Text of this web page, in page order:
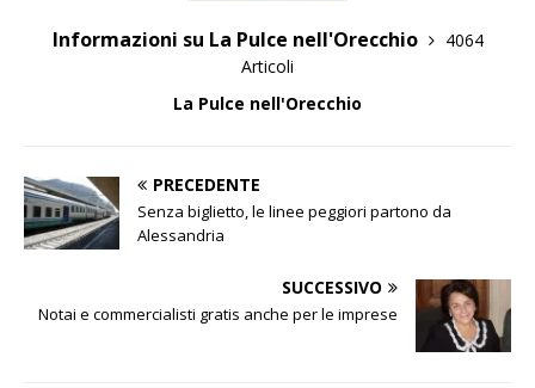
Informazioni su La Pulce nell'Orecchio
4064
Articoli
La Pulce nell'Orecchio
PRECEDENTE
Senza biglietto, le linee peggiori partono da
Alessandria
SUCCESSIVO
Notai e commercialisti gratis anche per le imprese